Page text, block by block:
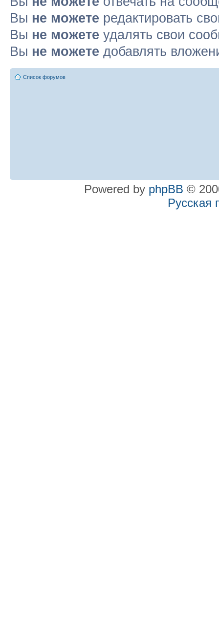
Вы не можете редактировать
Вы не можете удалять свои
Вы не можете добавлять
Список форумов
Powered by phpBB ©
Русская